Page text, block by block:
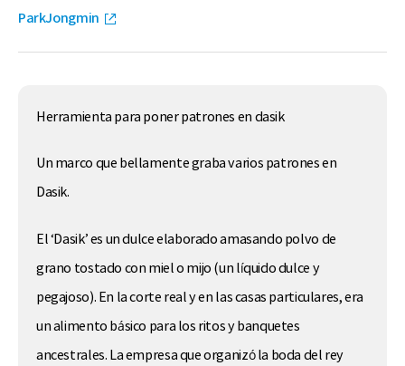
ParkJongmin
Herramienta para poner patrones en dasik
Un marco que bellamente graba varios patrones en
Dasik.
El ‘Dasik’ es un dulce elaborado amasando polvo de
grano tostado con miel o mijo (un líquido dulce y
pegajoso). En la corte real y en las casas particulares, era
un alimento básico para los ritos y banquetes
ancestrales. La empresa que organizó la boda del rey